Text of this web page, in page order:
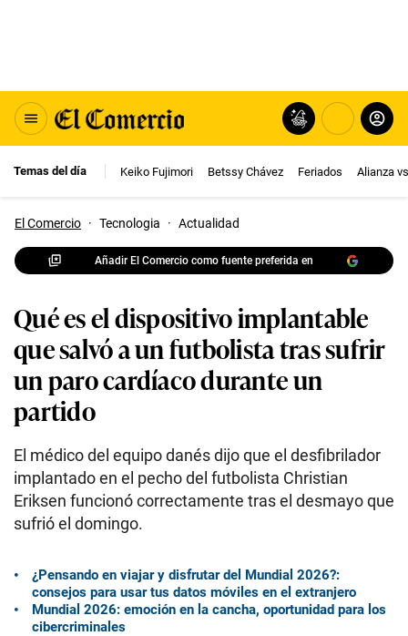
Temas del día Keiko Fujimori Betssy Chávez Feriados Alianza
El Comercio · Tecnologia · Actualidad
Añadir El Comercio como fuente preferida en
Qué es el dispositivo implantable
que salvó a un futbolista tras sufrir
un paro cardíaco durante un
partido
El médico del equipo danés dijo que el desfibrilador
implantado en el pecho del futbolista Christian
Eriksen funcionó correctamente tras el desmayo que
sufrió el domingo.
¿Pensando en viajar y disfrutar del Mundial 2026?:
consejos para usar tus datos móviles en el extranjero
Mundial 2026: emoción en la cancha, oportunidad para los
cibercriminales